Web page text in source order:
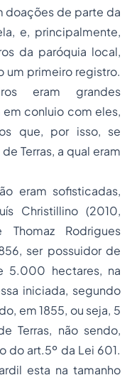
doações de parte da
e, principalmente,
da paróquia local,
um primeiro registro.
eram grandes
conluio com eles,
que, por isso, se
Terras, a qual eram
eram sofisticadas,
Christillino (2010,
Rodrigues
ser possuidor de
5.000 hectares, na
iniciada, segundo
em 1855, ou seja, 5
Terras, não sendo,
do art.5º da Lei 601.
esta na tamanho